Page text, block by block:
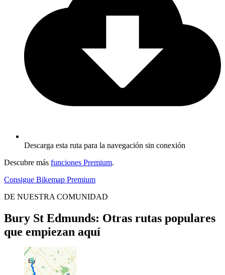
Descarga esta ruta para la navegación sin conexión
Descubre más funciones Premium.
Consigue Bikemap Premium
DE NUESTRA COMUNIDAD
Bury St Edmunds: Otras rutas populares
que empiezan aquí